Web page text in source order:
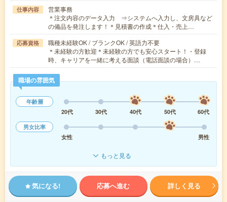
仕事内容
営業事務
＊注文内容のデータ入力 ⇒システムへ入力し、文房具など
の備品を発注します！＊見積書の作成＊仕入・売上…
応募資格
職種未経験OK / ブランクOK / 英語力不要
＊未経験の方歓迎＊未経験の方でも安心スタート！・登録
時、キャリアを一緒に考える面談（電話面談の場合）…
職場の雰囲気
年齢層
20代
30代 40代 50代
60代
男女比率
女性
男性
もっと見る
気になる! 応募へ進む 詳しく見る